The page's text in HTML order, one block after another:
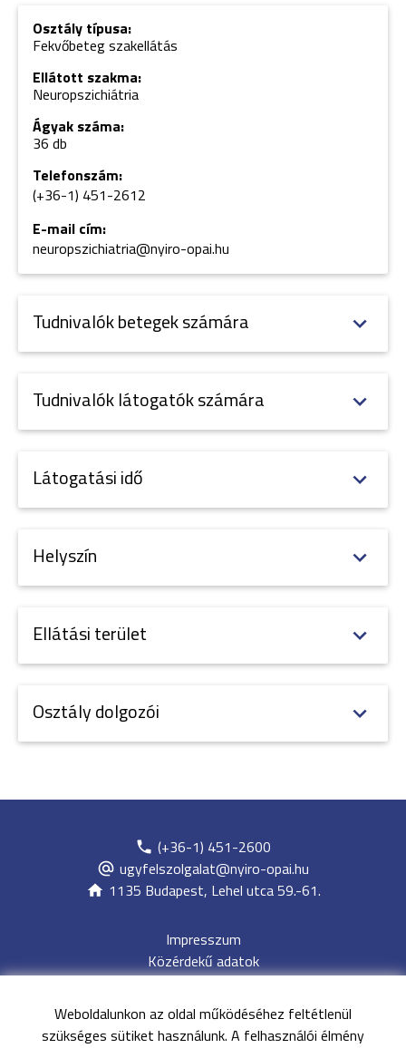
Weboldalunkon az oldal működéséhez feltétlenül
szükséges sütiket használunk. A felhasználói élmény
Osztály típusa:
Fekvőbeteg szakellátás
Ellátott szakma:
Neuropszichiátria
Ágyak száma:
36 db
Telefonszám:
(+36-1) 451-2612
E-mail cím:
neuropszichiatria@nyiro-opai.hu
Tudnivalók betegek számára
Tudnivalók látogatók számára
Látogatási idő
Helyszín
Ellátási terület
Osztály dolgozói
(+36-1) 451-2600
ugyfelszolgalat@nyiro-opai.hu
1135 Budapest, Lehel utca 59.-61.
Impresszum
Közérdekű adatok
Adatvédelem
Jogi nyilatkozat
Archívum